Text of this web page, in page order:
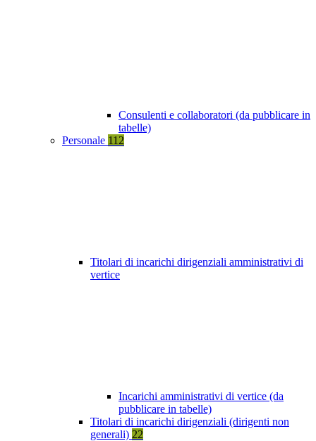
Consulenti e collaboratori (da pubblicare in
tabelle)
Personale 112
Titolari di incarichi dirigenziali amministrativi di
vertice
Incarichi amministrativi di vertice (da
pubblicare in tabelle)
Titolari di incarichi dirigenziali (dirigenti non
generali) 22